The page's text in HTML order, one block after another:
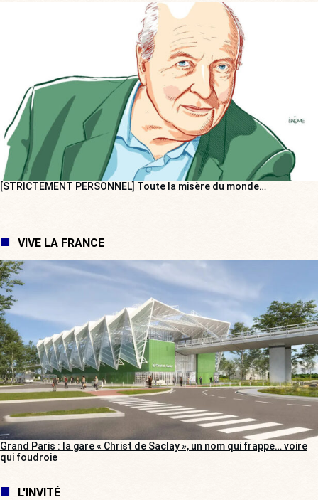
[STRICTEMENT PERSONNEL] Toute la misère du monde…
VIVE LA FRANCE
Grand Paris : la gare « Christ de Saclay », un nom qui frappe… voire
qui foudroie
L'INVITÉ